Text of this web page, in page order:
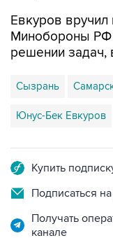
Евкуров вручил
Минобороны РФ
решении
Сызрань
Юнус-Бек Евкуров
Купить
Подписаться
Получать
канале